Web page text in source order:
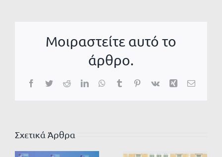
Μοιραστείτε αυτό το
άρθρο.
Facebook
TwitterRedditLinkedInWhatsApp
TumblrPinterest
Vk Xing Email
Σχετικά Άρθρα